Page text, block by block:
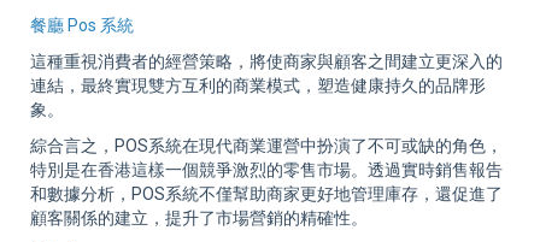
餐廳 Pos 系統
這種重視消費者的經營策略，將使商家與顧客之間建立更深入的
連結，最終實現雙方互利的商業模式，塑造健康持久的品牌形
象。
綜合言之，POS系統在現代商業運營中扮演了不可或缺的角色，
特別是在香港這樣一個競爭激烈的零售市場。透過實時銷售報告
和數據分析，POS系統不僅幫助商家更好地管理庫存，還促進了
顧客關係的建立，提升了市場營銷的精確性。